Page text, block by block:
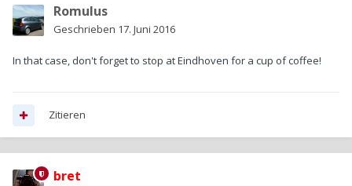
Romulus
Geschrieben 17. Juni 2016
In that case, don't forget to stop at Eindhoven for a cup of coffee!
Zitieren
bret